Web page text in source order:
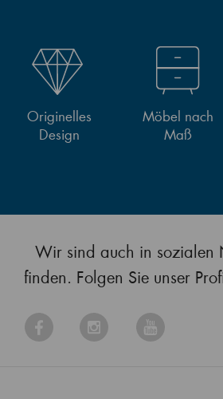
Originelles
Design
Möbel nach
Maß
Wir sind auch in sozialen
finden. Folgen Sie unser